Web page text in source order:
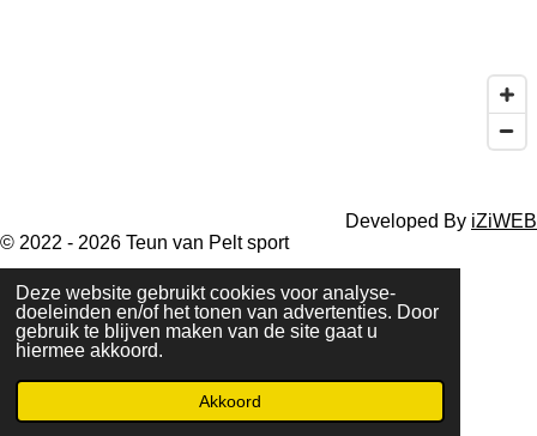
Deze website gebruikt cookies voor analyse-
doeleinden en/of het tonen van advertenties. Door
gebruik te blijven maken van de site gaat u
hiermee akkoord.
Akkoord
Developed By iZiWEB
© 2022 - 2026 Teun van Pelt sport